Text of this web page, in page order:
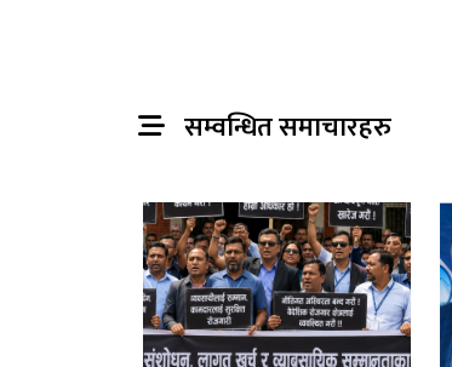
सम्वन्धित समाचारहरु